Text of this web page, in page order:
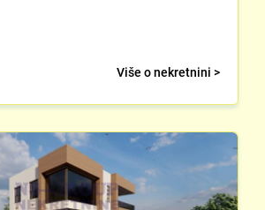
Više o nekretnini >